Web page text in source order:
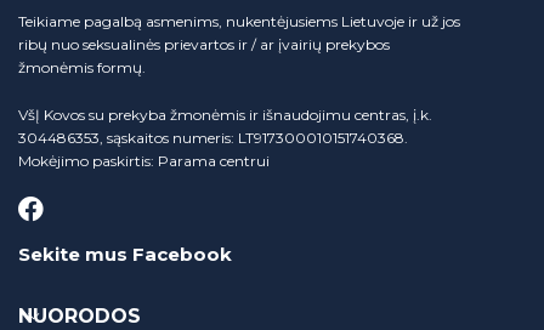
Teikiame pagalbą asmenims, nukentėjusiems Lietuvoje ir už jos
ribų nuo seksualinės prievartos ir / ar įvairių prekybos
žmonėmis formų.
VšĮ Kovos su prekyba žmonėmis ir išnaudojimu centras, į.k.
304486353, sąskaitos numeris: LT917300010151740368.
Mokėjimo paskirtis: Parama centrui
Sekite mus Facebook
NUORODOS